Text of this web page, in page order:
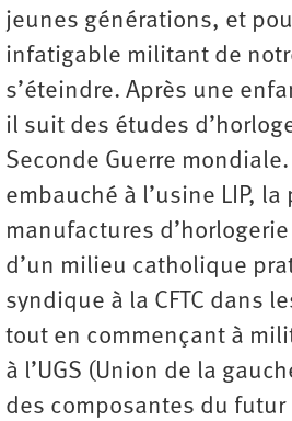
jeunes générations, et
infatigable militant de
s’éteindre. Après une
il suit des études
Seconde Guerre
embauché à l’usine LIP,
manufactures
d’un milieu catholique
syndique à la CFTC dans
tout en commençant à
à l’UGS (Union de la
des composantes du futur